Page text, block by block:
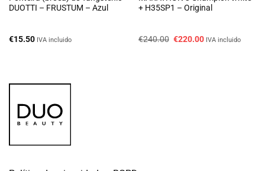
DUOTTI – FRUSTUM – Azul
€15.50 IVA incluido
+ H35SP1 – Original
€240.00 O
€220.00OIVA incluido